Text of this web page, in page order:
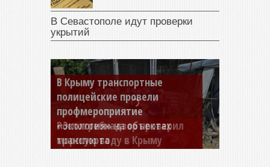
В Севастополе идут проверки
укрытий
Роспотребнадзор проверил
морскую воду в Крыму